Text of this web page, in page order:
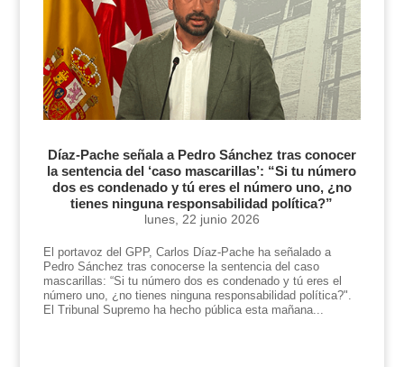
Díaz-Pache señala a Pedro Sánchez tras conocer
la sentencia del ‘caso mascarillas’: “Si tu número
dos es condenado y tú eres el número uno, ¿no
tienes ninguna responsabilidad política?”
lunes, 22 junio 2026
El portavoz del GPP, Carlos Díaz-Pache ha señalado a
Pedro Sánchez tras conocerse la sentencia del caso
mascarillas: “Si tu número dos es condenado y tú eres el
número uno, ¿no tienes ninguna responsabilidad política?".
El Tribunal Supremo ha hecho pública esta mañana...